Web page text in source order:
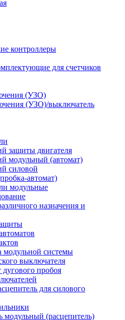
контроллеры
для счетчиков
(УЗО)
(УЗО)/выключатель
защиты двигателя
модульный (автомат)
силовой
автомат)
модульные
назначения и
модульной системы
выключателя
пробоя
для силового
модульный (расцепитель)